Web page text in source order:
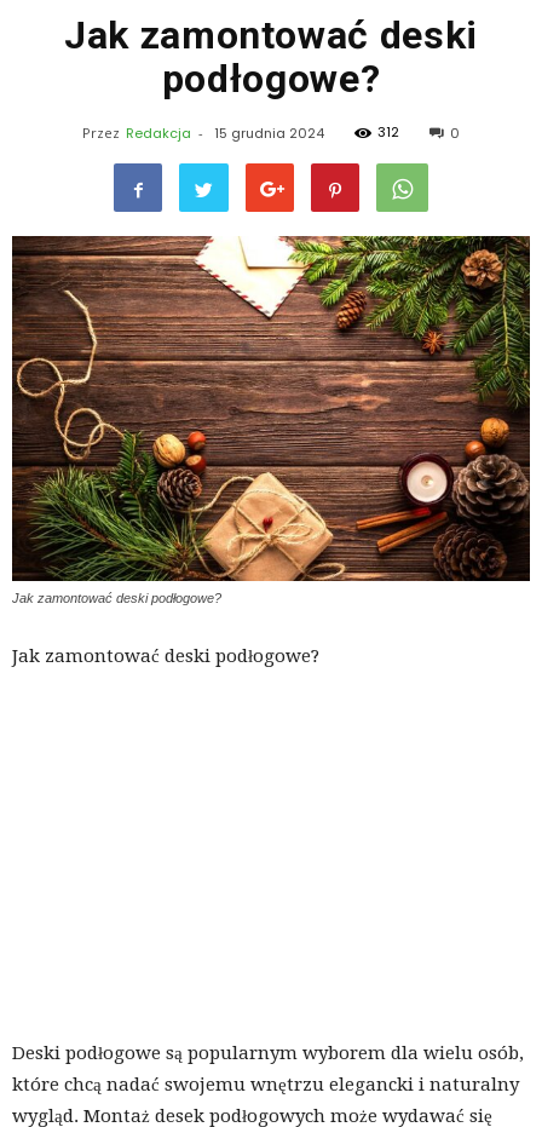
Jak zamontować deski
podłogowe?
Przez Redakcja - 15 grudnia 2024 312 0
Jak zamontować deski podłogowe?
Jak zamontować deski podłogowe?
Deski podłogowe są popularnym wyborem dla wielu osób,
które chcą nadać swojemu wnętrzu elegancki i naturalny
wygląd. Montaż desek podłogowych może wydawać się